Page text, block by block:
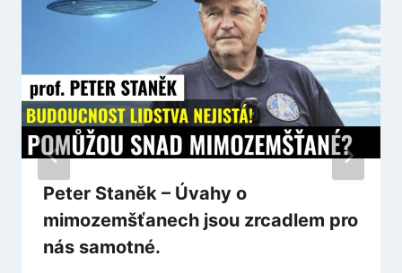
Peter Staněk – Úvahy o
mimozemšťanech jsou zrcadlem pro
nás samotné.